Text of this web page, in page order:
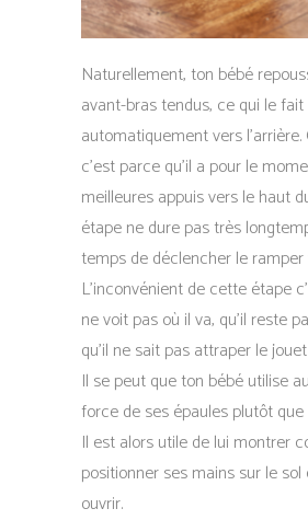
Naturellement, ton bébé
avant-bras tendus, ce qui le
automatiquement vers l’arrière.
c’est parce qu’il a pour le
meilleures appuis vers le haut
étape ne dure pas très
temps de déclencher le ramper
L’inconvénient de cette étape
ne voit pas où il va, qu’il reste
qu’il ne sait pas attraper le
Il se peut que ton bébé utilise
force de ses épaules plutôt
Il est alors utile de lui montrer
positionner ses mains sur le
ouvrir.